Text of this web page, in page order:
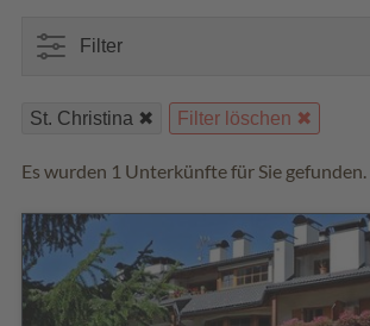
Filter
St. Christina Filter löschen
Es wurden 1 Unterkünfte für Sie gefunden.